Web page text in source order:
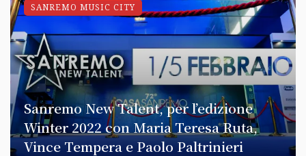
Sanremo New Talent, per l’edizione
Winter 2022 con Maria Teresa Ruta,
Vince Tempera e Paolo Paltrinieri
SANREMO MUSIC CITY